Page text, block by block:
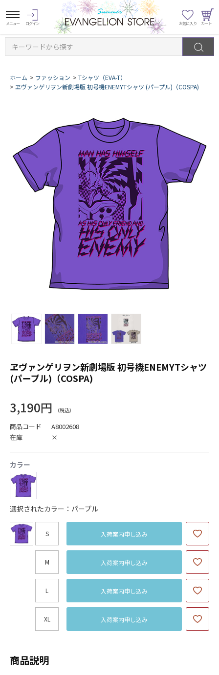
キーワードから探す
ホーム > ファッション > Tシャツ（EVA-T）
> ヱヴァンゲリヲン新劇場版 初号機ENEMYTシャツ (パープル)（COSPA)
ヱヴァンゲリヲン新劇場版 初号機ENEMYTシャツ
(パープル)（COSPA)
3,190円
商品コード
A8002608
在庫
×
カラー
選択されたカラー：パープル
S 入荷案内申し込み
M 入荷案内申し込み
L 入荷案内申し込み
XL 入荷案内申し込み
商品説明